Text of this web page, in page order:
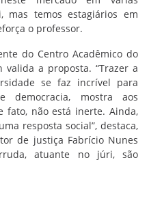
temos estagiários em
o professor.
do Centro Acadêmico do
a proposta. “Trazer a
se faz incrível para
democracia, mostra aos
fato, não está inerte. Ainda,
resposta social”, destaca,
de justiça Fabrício Nunes
atuante no júri, são